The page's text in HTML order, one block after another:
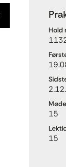
Hold
15
15